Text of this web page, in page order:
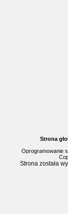
Strona
Oprogramowanie
Strona została